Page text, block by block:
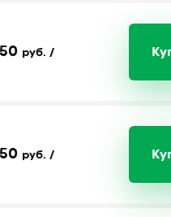
50 руб. /
50 руб. /